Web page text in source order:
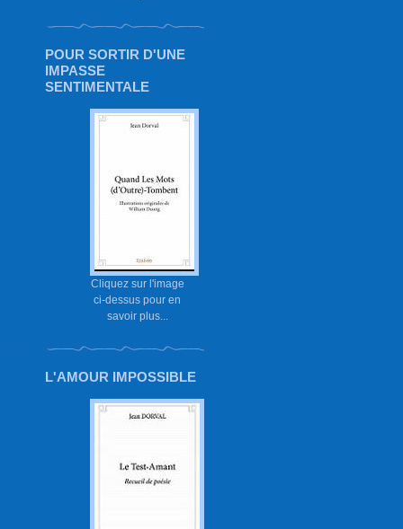
POUR SORTIR D'UNE
IMPASSE
SENTIMENTALE
Cliquez sur l'image
ci-dessus pour en
savoir plus...
L'AMOUR IMPOSSIBLE